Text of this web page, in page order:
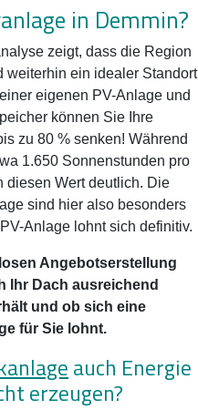
in Demmin?
zeigt, dass die Region
weiterhin ein idealer Standort
eigenen PV-Anlage und
können Sie Ihre
zu 80 % senken! Während
1.650 Sonnenstunden pro
diesen Wert deutlich. Die
sind hier also besonders
Anlage lohnt sich definitiv.
Angebotserstellung
Ihr Dach ausreichend
und ob sich eine
für Sie lohnt.
auch Energie
erzeugen?